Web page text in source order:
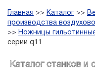
Главная >> Каталог >>
производства
>> Ножницы
серии q11
Каталог станков и